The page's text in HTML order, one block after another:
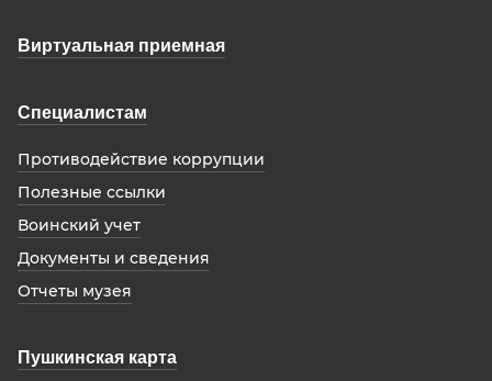
Виртуальная приемная
Специалистам
Противодействие коррупции
Полезные ссылки
Воинский учет
Документы и сведения
Отчеты музея
Пушкинская карта